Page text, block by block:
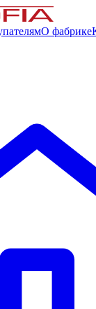
О фабрике